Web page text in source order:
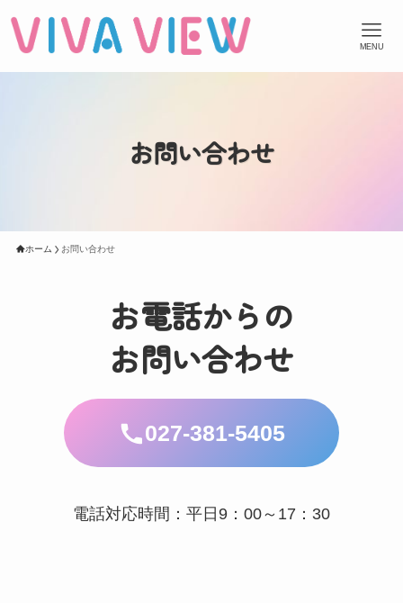
MENU
お問い合わせ
ホーム お問い合わせ
お電話からの
お問い合わせ
027-381-5405
電話対応時間：平日9：00～17：30